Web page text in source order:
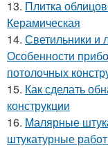
13. Плитка
Керамическая
14. Светильники и
Особенности
потолочных
15. Как сделать
конструкции
16. Малярные
штукатурные